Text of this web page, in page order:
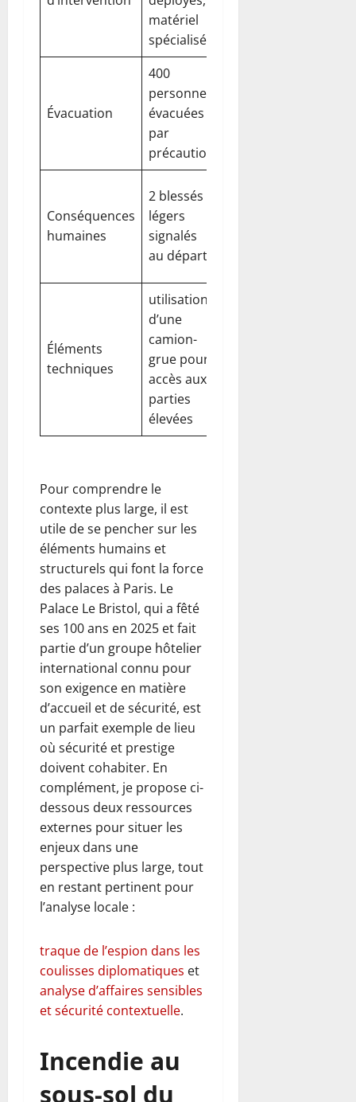
matériel
spécialisé
Évacuation
400
personnes
évacuées
par
précaution
Conséquences
humaines
2 blessés
légers
signalés
au départ
Éléments
techniques
utilisation
d’une
camion-
grue pour
accès aux
parties
élevées
Pour comprendre le
contexte plus large, il est
utile de se pencher sur les
éléments humains et
structurels qui font la force
des palaces à Paris. Le
Palace Le Bristol, qui a fêté
ses 100 ans en 2025 et fait
partie d’un groupe hôtelier
international connu pour
son exigence en matière
d’accueil et de sécurité, est
un parfait exemple de lieu
où sécurité et prestige
doivent cohabiter. En
complément, je propose ci-
dessous deux ressources
externes pour situer les
enjeux dans une
perspective plus large, tout
en restant pertinent pour
l’analyse locale :
traque de l’espion dans les
coulisses diplomatiques et
analyse d’affaires sensibles
et sécurité contextuelle.
Incendie au
sous-sol du